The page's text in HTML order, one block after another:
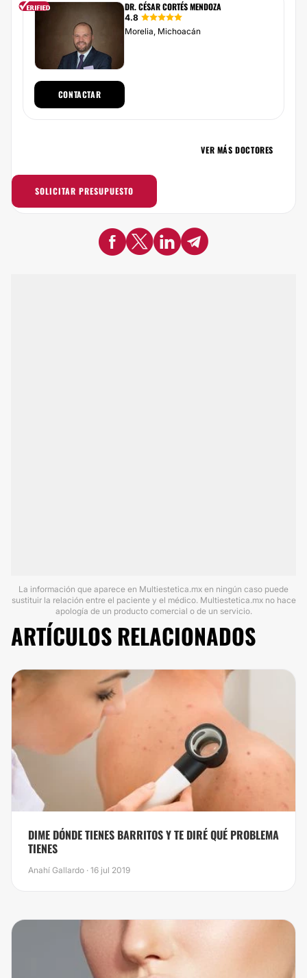
DR. CÉSAR CORTÉS MENDOZA
4.8
Morelia, Michoacán
CONTACTAR
VER MÁS DOCTORES
SOLICITAR PRESUPUESTO
La información que aparece en Multiestetica.mx en ningún caso puede
sustituir la relación entre el paciente y el médico. Multiestetica.mx no hace
apología de un producto comercial o de un servicio.
ARTÍCULOS RELACIONADOS
DIME DÓNDE TIENES BARRITOS Y TE DIRÉ QUÉ PROBLEMA
TIENES
Anahí Gallardo · 16 jul 2019